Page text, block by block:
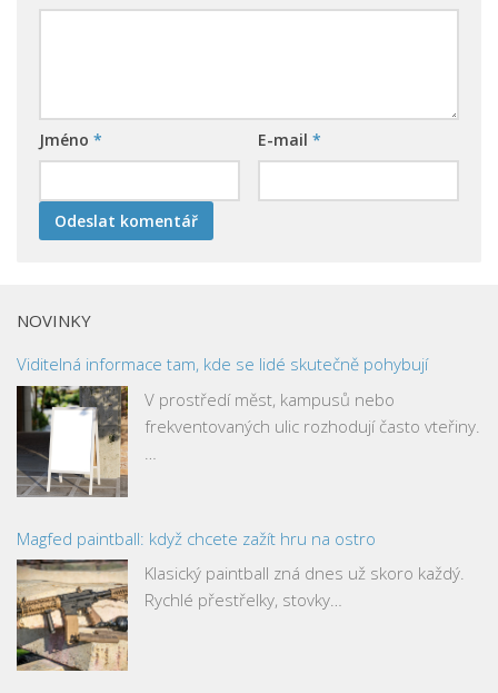
Jméno * E-mail *
NOVINKY
Viditelná informace tam, kde se lidé skutečně pohybují
V prostředí měst, kampusů nebo
frekventovaných ulic rozhodují často vteřiny.
Magfed paintball: když chcete zažít hru na ostro
Klasický paintball zná dnes už skoro každý.
Rychlé přestřelky, stovky…